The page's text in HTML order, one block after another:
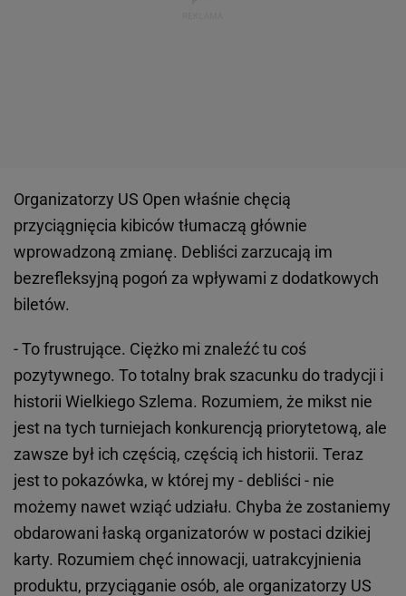
Organizatorzy US Open właśnie chęcią
przyciągnięcia kibiców tłumaczą głównie
wprowadzoną zmianę. Debliści zarzucają im
bezrefleksyjną pogoń za wpływami z dodatkowych
biletów.
- To frustrujące. Ciężko mi znaleźć tu coś
pozytywnego. To totalny brak szacunku do tradycji i
historii Wielkiego Szlema. Rozumiem, że mikst nie
jest na tych turniejach konkurencją priorytetową, ale
zawsze był ich częścią, częścią ich historii. Teraz
jest to pokazówka, w której my - debliści - nie
możemy nawet wziąć udziału. Chyba że zostaniemy
obdarowani łaską organizatorów w postaci dzikiej
karty. Rozumiem chęć innowacji, uatrakcyjnienia
produktu, przyciąganie osób, ale organizatorzy US